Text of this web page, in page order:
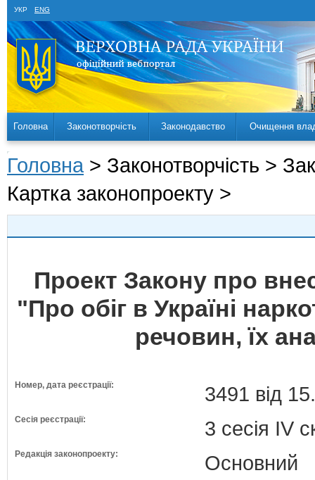
УКР ENG
Головна Законотворчість Законодавство Очищення
Головна > Законотворчість >
Картка законопроекту >
Проект Закону про
"Про обіг в Україні
речовин, їх
Номер, дата реєстрації: 3491 від
Сесія реєстрації: 3 сесія IV
Редакція законопроекту: Основний